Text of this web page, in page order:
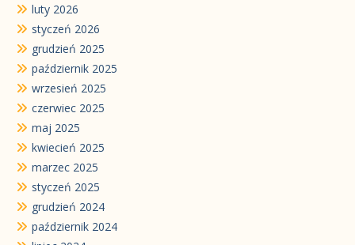
luty 2026
styczeń 2026
grudzień 2025
październik 2025
wrzesień 2025
czerwiec 2025
maj 2025
kwiecień 2025
marzec 2025
styczeń 2025
grudzień 2024
październik 2024